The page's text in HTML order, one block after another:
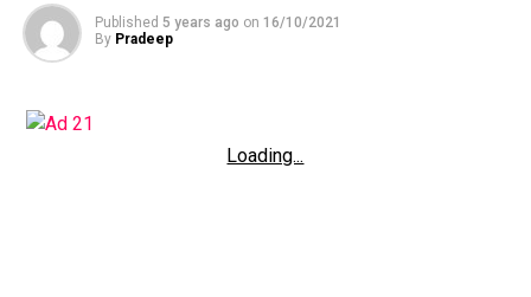
Published 5 years ago on 16/10/2021
By Pradeep
Loading...